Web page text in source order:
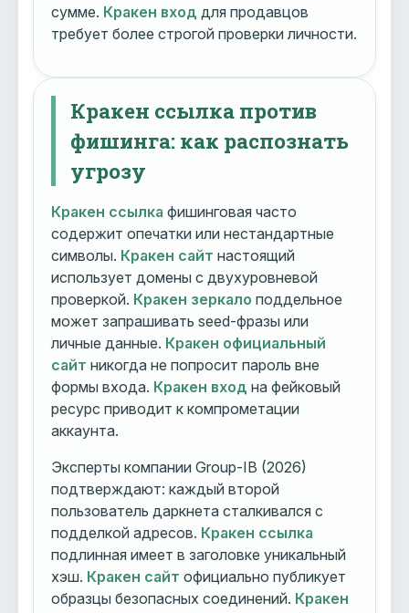
сумме. Кракен вход для продавцов
требует более строгой проверки личности.
Кракен ссылка против
фишинга: как распознать
угрозу
Кракен ссылка фишинговая часто
содержит опечатки или нестандартные
символы. Кракен сайт настоящий
использует домены с двухуровневой
проверкой. Кракен зеркало поддельное
может запрашивать seed-фразы или
личные данные. Кракен официальный
сайт никогда не попросит пароль вне
формы входа. Кракен вход на фейковый
ресурс приводит к компрометации
аккаунта.
Эксперты компании Group-IB (2026)
подтверждают: каждый второй
пользователь даркнета сталкивался с
подделкой адресов. Кракен ссылка
подлинная имеет в заголовке уникальный
хэш. Кракен сайт официально публикует
образцы безопасных соединений. Кракен